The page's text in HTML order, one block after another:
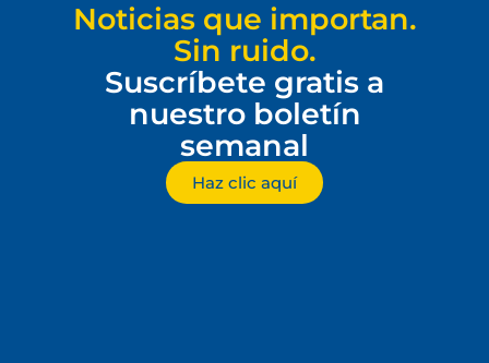
Noticias que importan.
Sin ruido.
Suscríbete gratis a
nuestro boletín
semanal
Haz clic aquí